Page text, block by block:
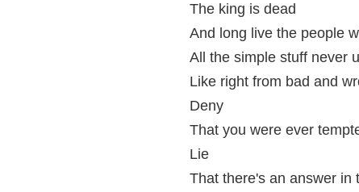
The king is dead
And long live the people
All the simple stuff never
Like right from bad and
Deny
That you were ever
Lie
That there's an answer in